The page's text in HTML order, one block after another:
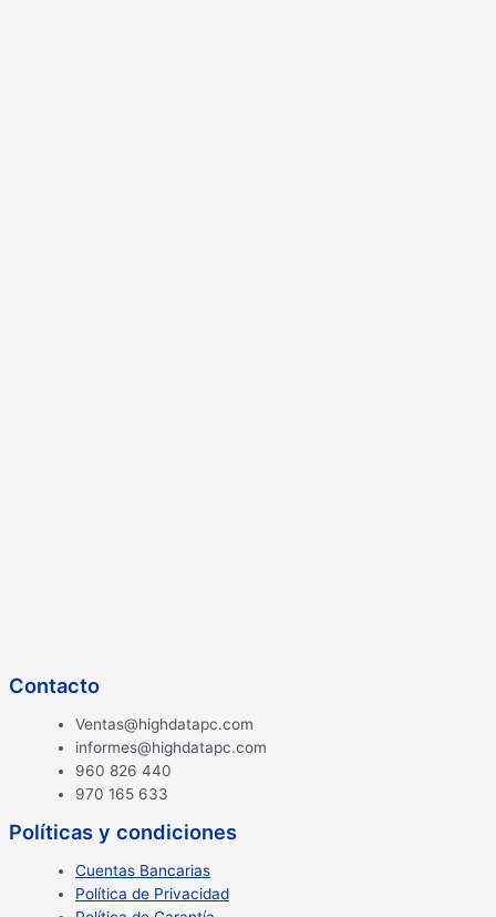
Contacto
Ventas@highdatapc.com
informes@highdatapc.com
960 826 440
970 165 633
Políticas y condiciones
Cuentas Bancarias
Política de Privacidad